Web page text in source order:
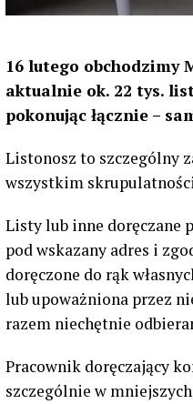
16 lutego obchodzimy
aktualnie ok. 22 tys.
pokonując łącznie –
Listonosz to szczególny
wszystkim
Listy lub inne doręczane
pod wskazany adres i
doręczone do rąk
lub upoważniona przez
razem niechętnie
Pracownik doręczający
szczególnie w